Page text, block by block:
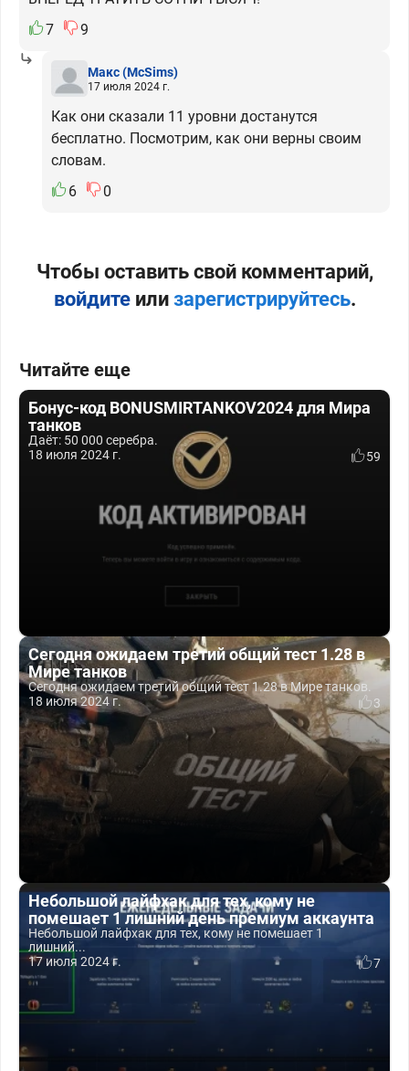
7
9
Макс(McSims)
17 июля 2024 г.
Как они сказали 11 уровни достанутся
бесплатно. Посмотрим, как они верны своим
словам.
6
0
Чтобы оставить свой комментарий,
войдитеили зарегистрируйтесь.
Читайте еще
Бонус-код BONUSMIRTANKOV2024 для Мира
танков
Даёт: 50 000 серебра.
18 июля 2024 г.
59
Сегодня ожидаем третий общий тест 1.28 в
Мире танков
Сегодня ожидаем третий общий тест 1.28 в Мире танков.
18 июля 2024 г.
3
Небольшой лайфхак для тех, кому не
помешает 1 лишний день премиум аккаунта
Небольшой лайфхак для тех, кому не помешает 1
лишний...
17 июля 2024 г.
7